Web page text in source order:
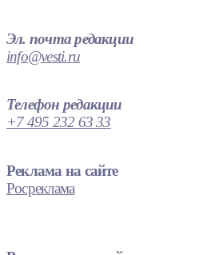
Эл. почта редакции
info@vesti.ru
Телефон редакции
+7 495 232 63 33
Реклама на сайте
Росреклама